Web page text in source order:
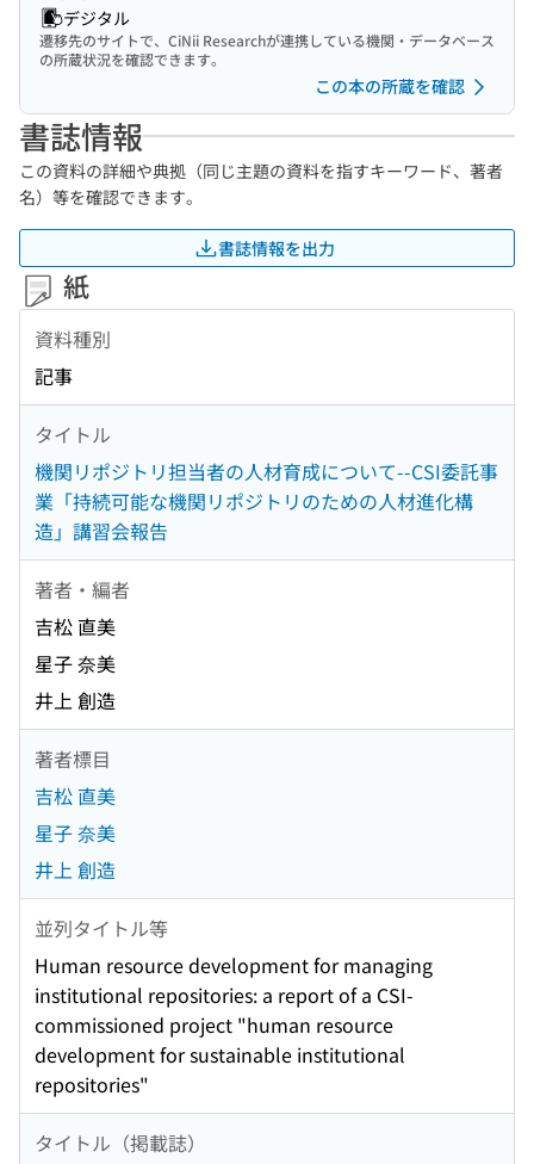
デジタル
遷移先のサイトで、CiNii Researchが連携している機関・データベース
の所蔵状況を確認できます。
この本の所蔵を確認
書誌情報
この資料の詳細や典拠（同じ主題の資料を指すキーワード、著者
名）等を確認できます。
書誌情報を出力
紙
資料種別
記事
タイトル
機関リポジトリ担当者の人材育成について--CSI委託事
業「持続可能な機関リポジトリのための人材進化構
造」講習会報告
著者・編者
吉松 直美
星子 奈美
井上 創造
著者標目
吉松 直美
星子 奈美
井上 創造
並列タイトル等
Human resource development for managing
institutional repositories: a report of a CSI-
commissioned project "human resource
development for sustainable institutional
repositories"
タイトル（掲載誌）